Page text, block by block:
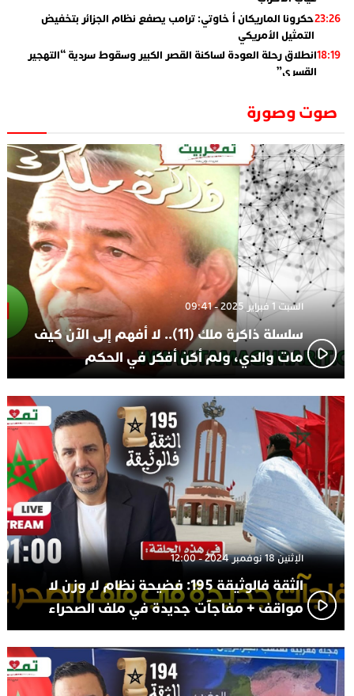
23:26حكرونا الماريكان أ خاوتي: ترامب يصفع نظام الجزائر بتخفيض
التمثيل الأمريكي
18:19انطلاق رحلة العودة لساكنة القصر الكبير وسقوط سردية “التهجير
القسري”
01:55
​”لارام”.. 3 خطوط أخرى نحو إسبانيا وهذه هي الوجهات
14:37الاعلامي حسن فاتح.. لهذا السبب يرفض بعض لاعبوا المنتخب
تعيين السكتيوي
صوت وصورة
السبت 1 فبراير 2025 - 09:41
سلسلة ذاكرة ملك (11).. لا أفهم إلى الآن كيف
مات والدي، ولم أكن أفكر في الحكم
الإثنين 18 نوفمبر 2024 - 12:00
الثقة فالوثيقة 195: فضيحة نظام لا وزن لا
مواقف + مفاجآت جديدة في ملف الصحراء